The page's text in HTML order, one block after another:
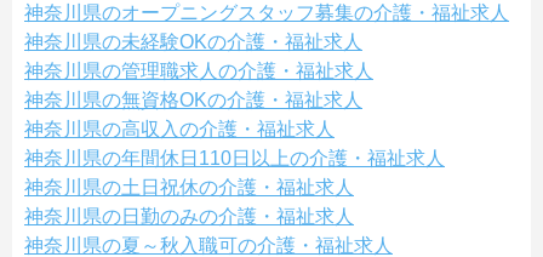
神奈川県のオープニングスタッフ募集の介護・福祉求人
神奈川県の未経験OKの介護・福祉求人
神奈川県の管理職求人の介護・福祉求人
神奈川県の無資格OKの介護・福祉求人
神奈川県の高収入の介護・福祉求人
神奈川県の年間休日110日以上の介護・福祉求人
神奈川県の土日祝休の介護・福祉求人
神奈川県の日勤のみの介護・福祉求人
神奈川県の夏～秋入職可の介護・福祉求人